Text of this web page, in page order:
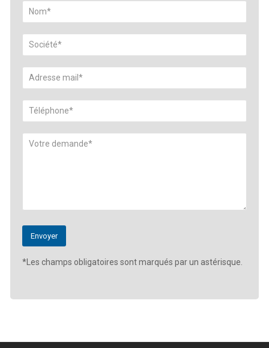
*Les champs obligatoires sont marqués par un astérisque.